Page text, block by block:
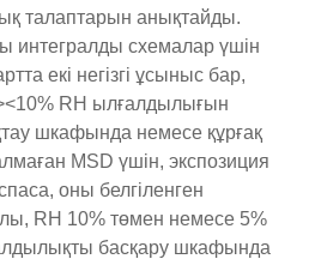
талаптарын анықтайды.
интегралды схемалар үшін
екі негізгі ұсыныс бар,
RH ылғалдылығын
шкафында немесе құрғақ
MSD үшін, экспозиция
оны белгіленген
RH 10% төмен немесе 5%
басқару шкафында